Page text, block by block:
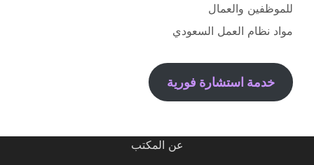
للموظفين والعمال
مواد نظام العمل السعودي
خدمة استشارة فورية
عن المكتب